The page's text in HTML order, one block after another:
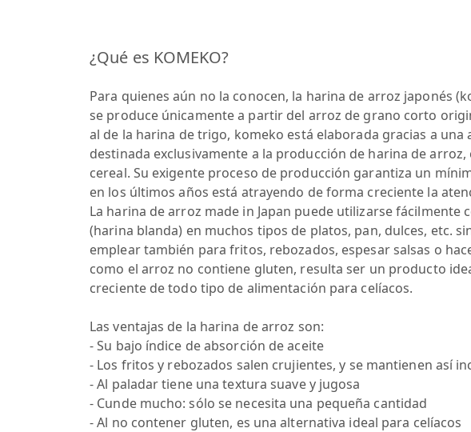
¿Qué es KOMEKO?
Para quienes aún no la conocen, la harina de arroz japonés
se produce únicamente a partir del arroz de grano corto
al de la harina de trigo, komeko está elaborada gracias a una
destinada exclusivamente a la producción de harina de
cereal. Su exigente proceso de producción garantiza un
en los últimos años está atrayendo de forma creciente la
La harina de arroz made in Japan puede utilizarse
(harina blanda) en muchos tipos de platos, pan, dulces, etc.
emplear también para fritos, rebozados, espesar salsas o
como el arroz no contiene gluten, resulta ser un producto
creciente de todo tipo de alimentación para celíacos.
Las ventajas de la harina de arroz son:
- Su bajo índice de absorción de aceite
- Los fritos y rebozados salen crujientes, y se mantienen así
- Al paladar tiene una textura suave y jugosa
- Cunde mucho: sólo se necesita una pequeña cantidad
- Al no contener gluten, es una alternativa ideal para celíacos